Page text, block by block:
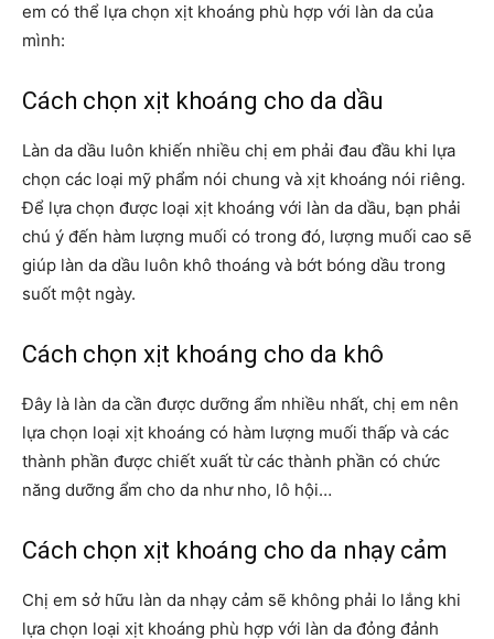
em có thể lựa chọn xịt khoáng phù hợp với làn da của
mình:
Cách chọn xịt khoáng cho da dầu
Làn da dầu luôn khiến nhiều chị em phải đau đầu khi lựa
chọn các loại mỹ phẩm nói chung và xịt khoáng nói riêng.
Để lựa chọn được loại xịt khoáng với làn da dầu, bạn phải
chú ý đến hàm lượng muối có trong đó, lượng muối cao sẽ
giúp làn da dầu luôn khô thoáng và bớt bóng dầu trong
suốt một ngày.
Cách chọn xịt khoáng cho da khô
Đây là làn da cần được dưỡng ẩm nhiều nhất, chị em nên
lựa chọn loại xịt khoáng có hàm lượng muối thấp và các
thành phần được chiết xuất từ các thành phần có chức
năng dưỡng ẩm cho da như nho, lô hội…
Cách chọn xịt khoáng cho da nhạy cảm
Chị em sở hữu làn da nhạy cảm sẽ không phải lo lắng khi
lựa chọn loại xịt khoáng phù hợp với làn da đỏng đảnh